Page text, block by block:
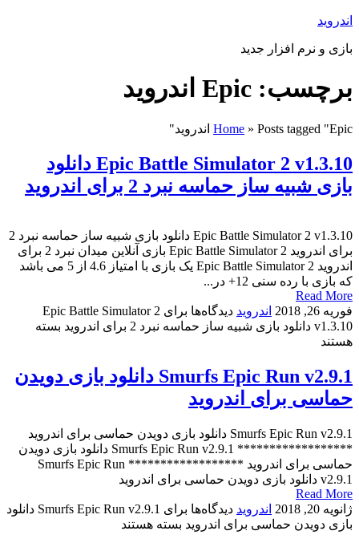
اندروید
بازی و نرم افزار جدید
برچسب: Epic اندروید
Home » Posts tagged "Epic اندروید"
Epic Battle Simulator 2 v1.3.10 دانلود
بازی شبیه ساز حماسه نبرد 2 برای اندروید
Epic Battle Simulator 2 v1.3.10 دانلود بازی شبیه ساز حماسه نبرد 2
برای اندروید Epic Battle Simulator 2 بازی آنلاین میدان نبرد 2 برای
اندروید Epic Battle Simulator 2 یک بازی با امتیاز 4.6 از 5 می باشد
که بازی با رده سنی 12+ در...
Read More
فوریه 26, 2018
اندروید دیدگاه‌ها
برای Epic Battle Simulator 2
v1.3.10 دانلود بازی شبیه ساز حماسه نبرد 2 برای اندروید
بسته
هستند
Smurfs Epic Run v2.9.1 دانلود بازی دویدن
حماسی برای اندروید
Smurfs Epic Run v2.9.1 دانلود بازی دویدن حماسی برای اندروید
****************** Smurfs Epic Run v2.9.1 دانلود بازی دویدن
حماسی برای اندروید ****************** Smurfs Epic Run
v2.9.1 دانلود بازی دویدن حماسی برای اندروید
Read More
ژانویه 20, 2018
اندروید دیدگاه‌ها
برای Smurfs Epic Run v2.9.1 دانلود
بازی دویدن حماسی برای اندروید بسته هستند